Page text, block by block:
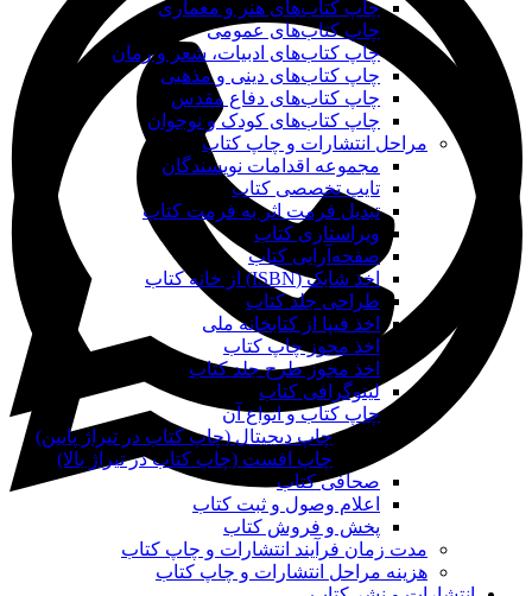
چاپ کتاب‌های هنر و معماری
چاپ کتاب‌های عمومی
چاپ کتاب‌های ادبیات، شعر و رمان
چاپ کتاب‌های دینی و مذهبی
چاپ کتاب‌های دفاع مقدس
چاپ کتاب‌های کودک و نوجوان
مراحل انتشارات و چاپ کتاب
مجموعه اقدامات نویسندگان
تایپ تخصصی کتاب
تبدیل فرمت اثر به فرمت کتاب
ویراستاری کتاب
صفحه‌آرایی کتاب
اخذ شابک (ISBN) از خانه کتاب
طراحی جلد کتاب
اخذ فیپا از کتابخانه ملی
اخذ مجوز چاپ کتاب
اخذ مجوز طرح جلد کتاب
لیتوگرافی کتاب
چاپ کتاب و انواع آن
چاپ دیجیتال (چاپ کتاب در تیراژ پایین)
چاپ افست (چاپ کتاب در تیراژ بالا)
صحافی کتاب
اعلام وصول و ثبت کتاب
پخش و فروش کتاب
مدت زمان فرآیند انتشارات و چاپ کتاب
هزینه مراحل انتشارات و چاپ کتاب